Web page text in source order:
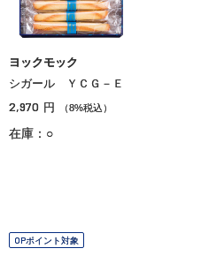
ヨックモック
シガール ＹＣＧ－Ｅ
2,970 円 （8%税込）
在庫：○
OPポイント対象